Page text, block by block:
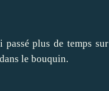
passé plus de temps sur
le bouquin.